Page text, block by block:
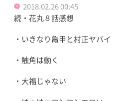
2018.02.26 00:45
続・花丸８話感想
・いきなり亀甲と村正ヤバイ
・触角は動く
・大福じゃない